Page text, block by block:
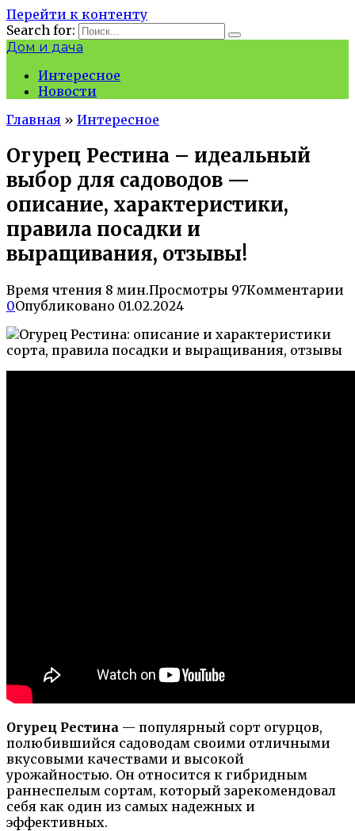
Перейти к контенту
Search for:
Дом и дача
Интересное
Новости
Главная » Интересное
Огурец Рестина – идеальный
выбор для садоводов —
описание, характеристики,
правила посадки и
выращивания, отзывы!
Время чтения 8 мин.Просмотры 97Комментарии
0Опубликовано 01.02.2024
Огурец Рестина — популярный сорт огурцов,
полюбившийся садоводам своими отличными
вкусовыми качествами и высокой
урожайностью. Он относится к гибридным
раннеспелым сортам, который зарекомендовал
себя как один из самых надежных и
эффективных.